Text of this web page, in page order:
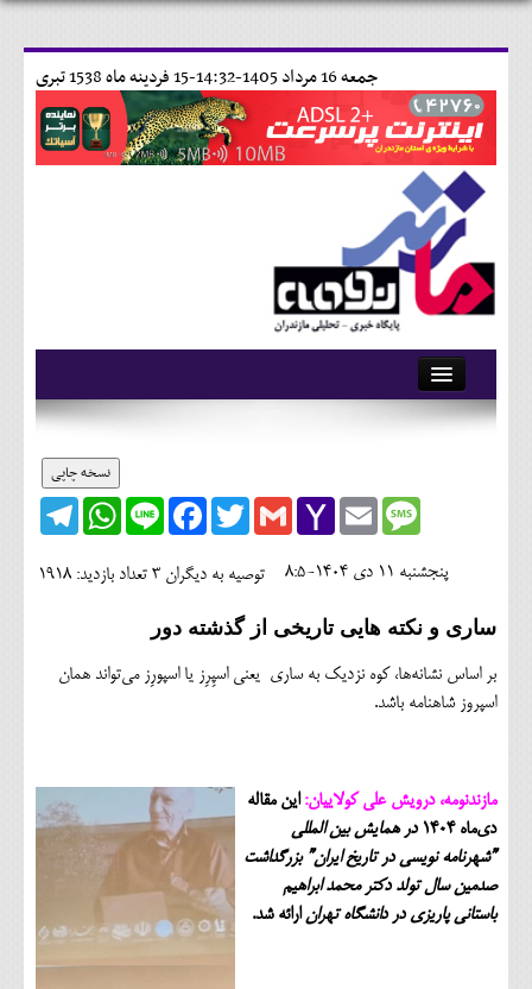
15 فردينه ماه 1538 تبری جمعه 16 مرداد 1405-14:32-
آرشیو
وبلاگ
حقوقی
فرهنگی و هنری
اقتصادی
سیاسی
نسخه چاپی
Telegram
WhatsApp Line
FacebookTwitterGmailYahoo
Mail
EmailMessage
تعداد بازدید: 1918 توصیه به دیگران 3 پنجشنبه 11 دی 1404-8:5
ساری و نکته هایی تاریخی از گذشته دور
بر اساس نشانه‌ها، کوه نزدیک به ساری یعنی اسپِرِز یا اسپورِز می‌تواند همان
اسپروز شاهنامه باشد.
مازندنومه، درویش علی کولاییان:این مقاله
دی‌ماه 1404
در همایش بین المللی
”شهرنامه نویسی در تاریخ ایران” بزرگداشت
صدمین سال تولد دکتر محمد ابراهیم
باستانی پاریزی در دانشگاه تهرانارائه شد.